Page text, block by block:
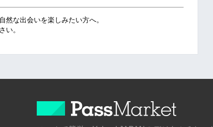
然な出会いを楽しみたい方へ。
い。